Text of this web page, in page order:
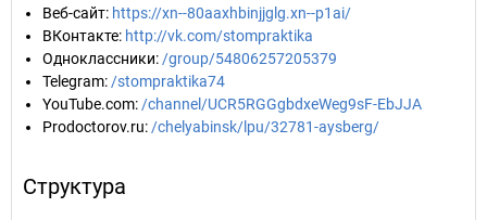
Веб-сайт: https://xn--80aaxhbinjjglg.xn--p1ai/
ВКонтакте: http://vk.com/stompraktika
Одноклассники: /group/54806257205379
Telegram: /stompraktika74
YouTube.com: /channel/UCR5RGGgbdxeWeg9sF-EbJJA
Prodoctorov.ru: /chelyabinsk/lpu/32781-aysberg/
Структура